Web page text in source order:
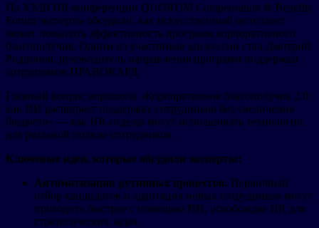
На XXIII HR-конференции QUORUM Compensation & Benefits
Forum эксперты обсудили, как искусственный интеллект
может повысить эффективность программ корпоративного
благополучия. Одним из участников дискуссии стал Дмитрий
Родионов, руководитель направления программ поддержки
сотрудников ПРАВОКАРД.
Главный вопрос воркшопа «Корпоративное благополучие 2.0:
как ИИ расширяет поддержку сотрудников без увеличения
бюджета» — как HR-отделы могут использовать технологии
для реальной пользы сотрудников.
Ключевые идеи, которые обсудили эксперты:
Автоматизация рутинных процессов. Первичный
отбор кандидатов и адаптация новых сотрудников могут
проходить быстрее с помощью ИИ, освобождая HR для
стратегических задач.